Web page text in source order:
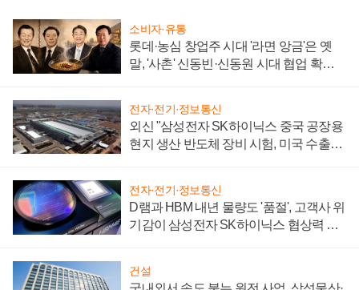
소비자·유통
롯데·농심 창업주 시대 '라면 앙금'은 옛
말, '사촌' 신동빈·신동원 시대 협업 확대
전자·전기·정보통신
외신 "삼성전자 SK하이닉스 중국 공장용
현지 생산 반도체 장비 시험, 미국 수출통
전자·전기·정보통신
D램과 HBM 내년 물량도 '품절', 고객사 위
기감이 삼성전자 SK하이닉스 협상력 더
건설